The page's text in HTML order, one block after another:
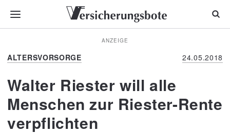
ANZEIGE
ALTERSVORSORGE 24.05.2018
Walter Riester will alle
Menschen zur Riester-Rente
verpflichten